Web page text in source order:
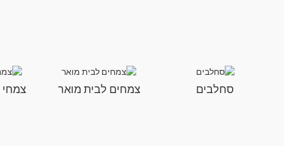
סחלבים צמחים לבית מואר צמחי